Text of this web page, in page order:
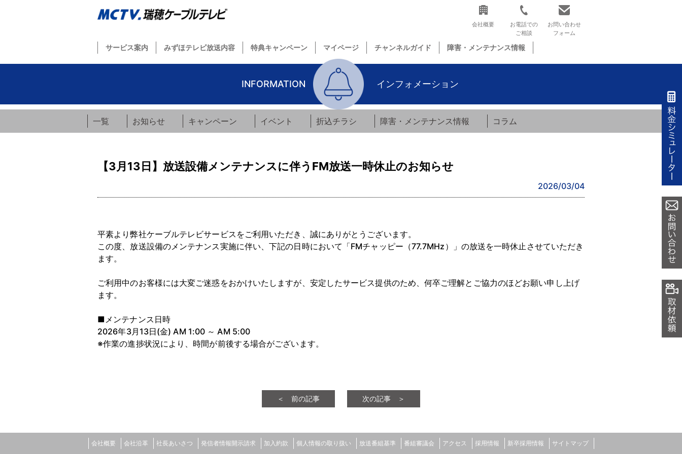
会社概要
お電話での
ご相談
お問い合わせ
フォーム
サービス案内 みずほテレビ放送内容 特典キャンペーン マイページ チャンネルガイド 障害・メンテナンス情報
INFORMATION インフォメーション
一覧 お知らせ キャンペーン イベント 折込チラシ 障害・メンテナンス情報 コラム
【3月13日】放送設備メンテナンスに伴うFM放送一時休止のお知らせ
2026/03/04
平素より弊社ケーブルテレビサービスをご利用いただき、誠にありがとうございます。
この度、放送設備のメンテナンス実施に伴い、下記の日時において「FMチャッピー（77.7MHz）」の放送を一時休止させていただき
ます。
ご利用中のお客様には大変ご迷惑をおかけいたしますが、安定したサービス提供のため、何卒ご理解とご協力のほどお願い申し上げ
ます。
■メンテナンス日時
2026年3月13日(金) AM 1:00 ～ AM 5:00
※作業の進捗状況により、時間が前後する場合がございます。
＜ 前の記事 次の記事 ＞
会社概要 会社沿革 社長あいさつ 発信者情報開示請求 加入約款 個人情報の取り扱い 放送番組基準 番組審議会 アクセス 採用情報 新卒採用情報 サイトマップ